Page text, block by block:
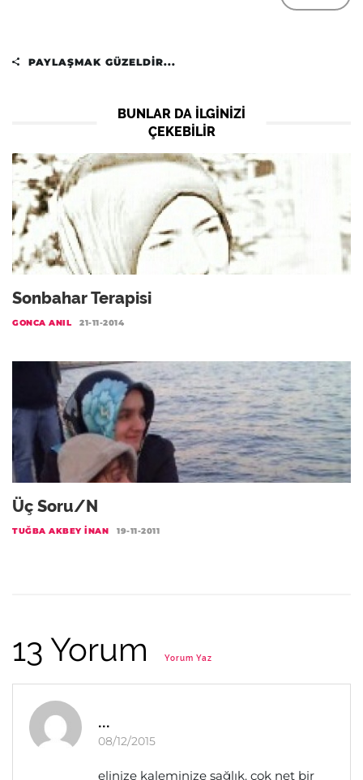
PAYLAŞMAK GÜZELDIR...
BUNLAR DA ILGINIZI
ÇEKEBILIR
Sonbahar Terapisi
GONCA ANIL 21-11-2014
Üç Soru/n
TUĞBA AKBEY İNAN 19-11-2011
13 Yorum Yorum Yaz
...
08/12/2015
elinize kaleminize sağlık. çok net bir